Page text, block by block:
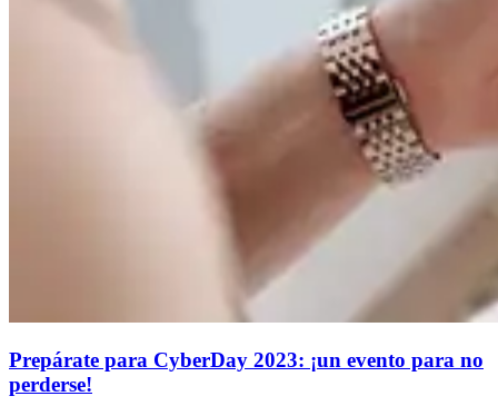
Prepárate para CyberDay 2023: ¡un evento para no
perderse!